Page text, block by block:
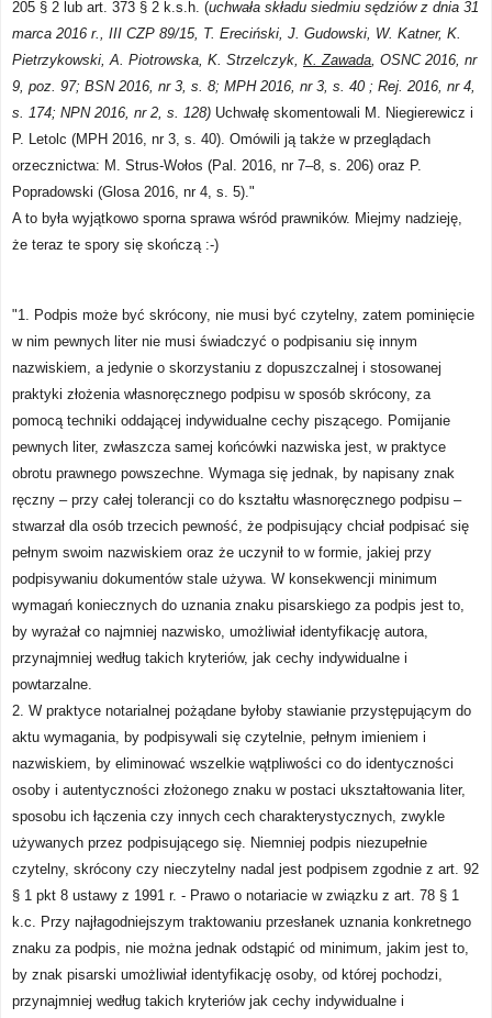
205 § 2 lub art. 373 § 2 k.s.h. (uchwała składu siedmiu sędziów z dnia 31
marca 2016 r., III CZP 89/15, T. Ereciński, J. Gudowski, W. Katner, K.
Pietrzykowski, A. Piotrowska, K. Strzelczyk, K. Zawada, OSNC 2016, nr
9, poz. 97; BSN 2016, nr 3, s. 8; MPH 2016, nr 3, s. 40 ; Rej. 2016, nr 4,
s. 174; NPN 2016, nr 2, s. 128) Uchwałę skomentowali M. Niegierewicz i
P. Letolc (MPH 2016, nr 3, s. 40). Omówili ją także w przeglądach
orzecznictwa: M. Strus-Wołos (Pal. 2016, nr 7–8, s. 206) oraz P.
Popradowski (Glosa 2016, nr 4, s. 5)."
A to była wyjątkowo sporna sprawa wśród prawników. Miejmy nadzieję,
że teraz te spory się skończą :-)
"1. Podpis może być skrócony, nie musi być czytelny, zatem pominięcie
w nim pewnych liter nie musi świadczyć o podpisaniu się innym
nazwiskiem, a jedynie o skorzystaniu z dopuszczalnej i stosowanej
praktyki złożenia własnoręcznego podpisu w sposób skrócony, za
pomocą techniki oddającej indywidualne cechy piszącego. Pomijanie
pewnych liter, zwłaszcza samej końcówki nazwiska jest, w praktyce
obrotu prawnego powszechne. Wymaga się jednak, by napisany znak
ręczny – przy całej tolerancji co do kształtu własnoręcznego podpisu –
stwarzał dla osób trzecich pewność, że podpisujący chciał podpisać się
pełnym swoim nazwiskiem oraz że uczynił to w formie, jakiej przy
podpisywaniu dokumentów stale używa. W konsekwencji minimum
wymagań koniecznych do uznania znaku pisarskiego za podpis jest to,
by wyrażał co najmniej nazwisko, umożliwiał identyfikację autora,
przynajmniej według takich kryteriów, jak cechy indywidualne i
powtarzalne.
2. W praktyce notarialnej pożądane byłoby stawianie przystępującym do
aktu wymagania, by podpisywali się czytelnie, pełnym imieniem i
nazwiskiem, by eliminować wszelkie wątpliwości co do identyczności
osoby i autentyczności złożonego znaku w postaci ukształtowania liter,
sposobu ich łączenia czy innych cech charakterystycznych, zwykle
używanych przez podpisującego się. Niemniej podpis niezupełnie
czytelny, skrócony czy nieczytelny nadal jest podpisem zgodnie z art. 92
§ 1 pkt 8 ustawy z 1991 r. - Prawo o notariacie w związku z art. 78 § 1
k.c. Przy najłagodniejszym traktowaniu przesłanek uznania konkretnego
znaku za podpis, nie można jednak odstąpić od minimum, jakim jest to,
by znak pisarski umożliwiał identyfikację osoby, od której pochodzi,
przynajmniej według takich kryteriów jak cechy indywidualne i